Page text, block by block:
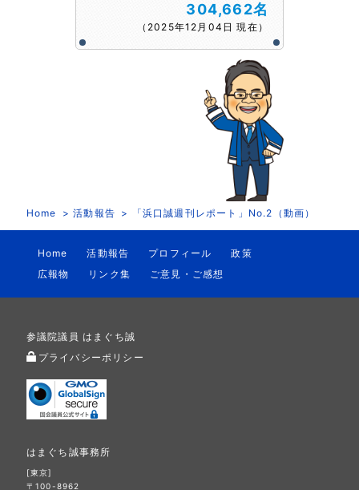
304,662名
（2025年12月04日 現在）
Home 活動報告 「浜口誠週刊レポート」No.2（動画）
Home 活動報告 プロフィール
政策
広報物
リンク集 ご意見・ご感想
参議院議員 はまぐち誠
プライバシーポリシー
はまぐち誠事務所
[東京]
〒100-8962